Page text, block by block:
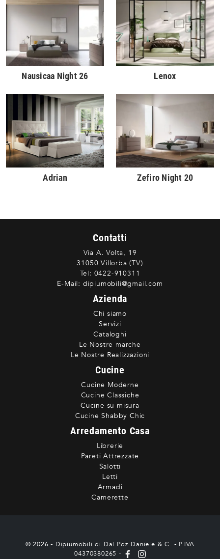
Nausicaa Night 26 Lenox
Adrian Zefiro Night 20
Contatti
Via A. Volta, 19
31050 Villorba (TV)
Tel: 0422-910311
E-Mail: dipiumobili@gmail.com
Azienda
Chi siamo
Servizi
Cataloghi
Le Nostre marche
Le Nostre Realizzazioni
Cucine
Cucine Moderne
Cucine Classiche
Cucine su misura
Cucine Shabby Chic
Arredamento Casa
Librerie
Pareti Attrezzate
Salotti
Letti
Armadi
Camerette
© 2026 - Dipiumobili di Dal Poz Daniele & C. - P.IVA
04370380265 -